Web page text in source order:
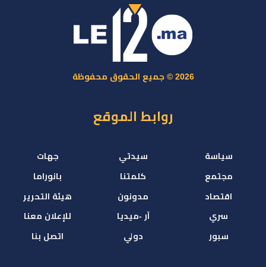
2026 © جميع الحقوق محفوظة
روابط الموقع
سياسة
مجتمع
اقتصاد
سري
سبور
سيدتي
كلمتنا
مدونون
آر -ميديا
دولي
جهات
بانوراما
هيئة التحرير
للإعلان معنا
اتصل بنا